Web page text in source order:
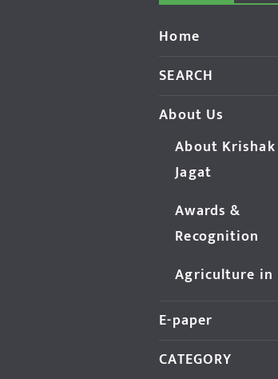
Home
SEARCH
About Us
About Krishak
Jagat
Awards &
Recognition
Agriculture in
E-paper
CATEGORY